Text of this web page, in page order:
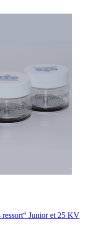
ressort“ Junior et 25 KV